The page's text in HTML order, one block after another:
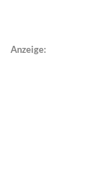
Anzeige: